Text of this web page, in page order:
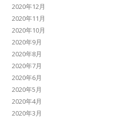
2020年12月
2020年11月
2020年10月
2020年9月
2020年8月
2020年7月
2020年6月
2020年5月
2020年4月
2020年3月